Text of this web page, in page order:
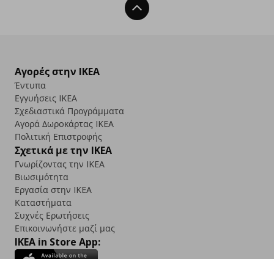
Back To Top
Αγορές στην IKEA
Έντυπα
Εγγυήσεις IKEA
Σχεδιαστικά Προγράμματα
Αγορά Δωρoκάρτας IKEA
Πολιτική Επιστροφής
Σχετικά με την IKEA
Γνωρίζοντας την IKEA
Βιωσιμότητα
Εργασία στην IKEA
Καταστήματα
Συχνές Ερωτήσεις
Επικοινωνήστε μαζί μας
IKEA in Store App: